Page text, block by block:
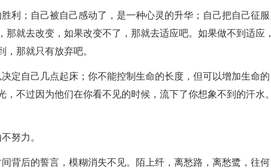
利；自己被自己感动了，是一种心灵的升华；自己把自己征服
就去改变，如果改变不了，那就去适应吧。如果做不到适应，
那就只有放弃吧。
定自己几点起床；你不能控制生命的长度，但可以增加生命的
不过因为他们在你看不见的时候，流下了你想象不到的汗水。
努力。
背后的誓言，模糊消失不见。陌上纤，离愁路，离愁鹭，往何